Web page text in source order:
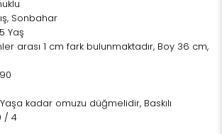
Sonbahar
Yaş
arası 1 cm fark bulunmaktadır, Boy 36 cm,
kadar omuzu düğmelidir, Baskılı
/ 4